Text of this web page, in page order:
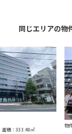
同じエリアの物
積：333.48㎡
物